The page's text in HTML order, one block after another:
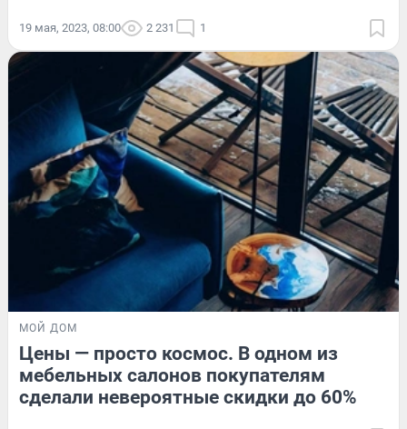
19 мая, 2023, 08:00 2 231 1
МОЙ ДОМ
Цены — просто космос. В одном из
мебельных салонов покупателям
сделали невероятные скидки до 60%